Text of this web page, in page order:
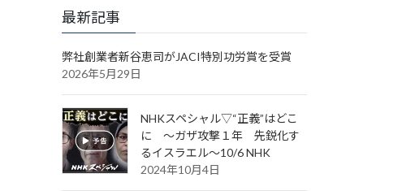
最新記事
弊社創業者新谷恵司がJACI特別功労賞を受賞
2026年5月29日
NHKスペシャル▽“正義”はどこ
に ～ガザ攻撃１年 先鋭化す
るイスラエル～10/6 NHK
2024年10月4日